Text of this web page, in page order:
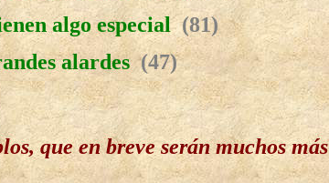
algo especial(81)
alardes (47)
que en breve serán muchos más